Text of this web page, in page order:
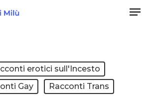
Menu
erotici sull'Incesto
Gay
Racconti Trans